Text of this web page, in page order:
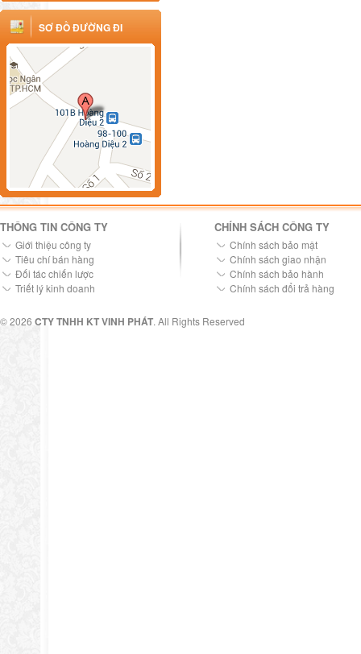
SƠ ĐỒ ĐƯỜNG ĐI
THÔNG TIN CÔNG TY
Giới thiệu công ty
Tiêu chí bán hàng
Đối tác chiến lược
Triết lý kinh doanh
CHÍNH SÁCH CÔNG TY
Chính sách bảo mật
Chính sách giao nhận
Chính sách bảo hành
Chính sách đổi trả hàng
© 2026 CTY TNHH KT VINH PHÁT. All Rights Reserved